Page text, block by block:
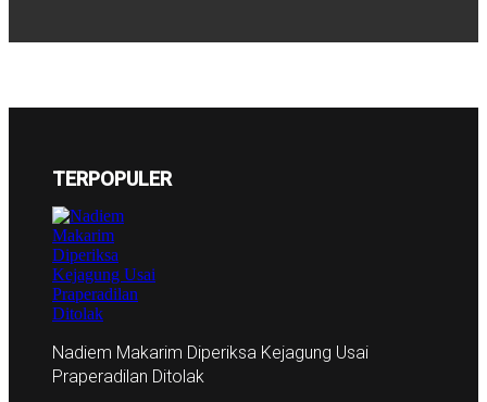
TERPOPULER
Nadiem Makarim Diperiksa Kejagung Usai
Praperadilan Ditolak